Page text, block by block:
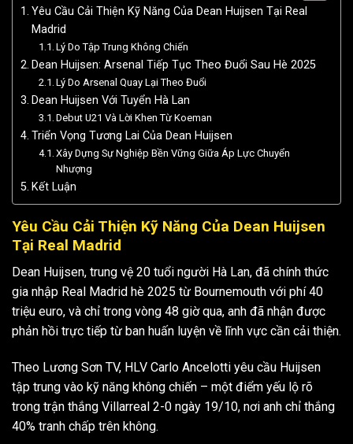
Yêu Cầu Cải Thiện Kỹ Năng Của Dean Huijsen Tại Real
Madrid
Lý Do Tập Trung Không Chiến
Dean Huijsen: Arsenal Tiếp Tục Theo Đuổi Sau Hè 2025
Lý Do Arsenal Quay Lại Theo Đuổi
Dean Huijsen Với Tuyển Hà Lan
Debut U21 Và Lời Khen Từ Koeman
Triển Vọng Tương Lai Của Dean Huijsen
Xây Dựng Sự Nghiệp Bền Vững Giữa Áp Lực Chuyển
Nhượng
Kết Luận
Yêu Cầu Cải Thiện Kỹ Năng Của Dean Huijsen
Tại Real Madrid
Dean Huijsen, trung vệ 20 tuổi người Hà Lan, đã chính thức
gia nhập Real Madrid hè 2025 từ Bournemouth với phí 40
triệu euro, và chỉ trong vòng 48 giờ qua, anh đã nhận được
phản hồi trực tiếp từ ban huấn luyện về lĩnh vực cần cải thiện.
Theo Lương Sơn TV, HLV Carlo Ancelotti yêu cầu Huijsen
tập trung vào kỹ năng không chiến – một điểm yếu lộ rõ
trong trận thắng Villarreal 2-0 ngày 19/10, nơi anh chỉ thắng
40% tranh chấp trên không.